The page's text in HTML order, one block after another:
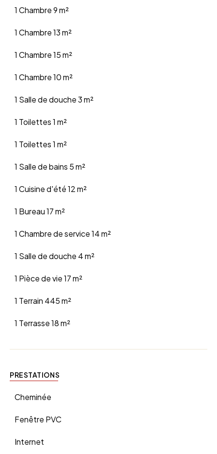
1 Chambre9 m²
1 Chambre13 m²
1 Chambre15 m²
1 Chambre10 m²
1 Salle de douche3 m²
1 Toilettes1 m²
1 Toilettes1 m²
1 Salle de bains 5 m²
1 Cuisine d'été12 m²
1 Bureau17 m²
1 Chambre de service14 m²
1 Salle de douche 4 m²
1 Pièce de vie17 m²
1 Terrain 445 m²
1 Terrasse18 m²
PRESTATIONS
Cheminée
Fenêtre PVC
Internet